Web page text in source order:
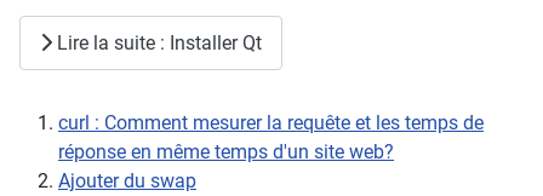
Lire la suite : Installer Qt
curl : Comment mesurer la requête et les temps de
réponse en même temps d'un site web?
Ajouter du swap